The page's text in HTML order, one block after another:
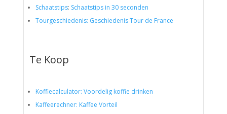
Schaatstips: Schaatstips in 30 seconden
Tourgeschiedenis: Geschiedenis Tour de France
Te Koop
Koffiecalculator: Voordelig koffie drinken
Kaffeerechner: Kaffee Vorteil